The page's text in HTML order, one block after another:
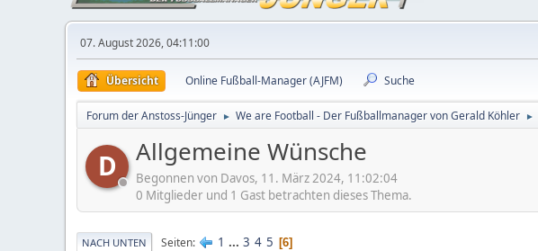
07. August 2026, 04:11:00
Übersicht Online Fußball-Manager (AJFM) Suche
Forum der Anstoss-Jünger ► We are Football - Der Fußballmanager von Gerald Köhler ►
D Allgemeine Wünsche
Begonnen von Davos, 11. März 2024, 11:02:04
0 Mitglieder und 1 Gast betrachten dieses Thema.
NACH UNTEN Seiten 1 ... 3 4 5 6